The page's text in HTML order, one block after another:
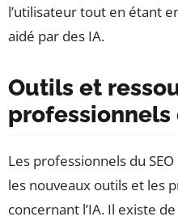
l’utilisateur tout en étant
aidé par des IA.
Outils et
professionnels
Les professionnels du
les nouveaux outils et les
concernant l’IA. Il existe